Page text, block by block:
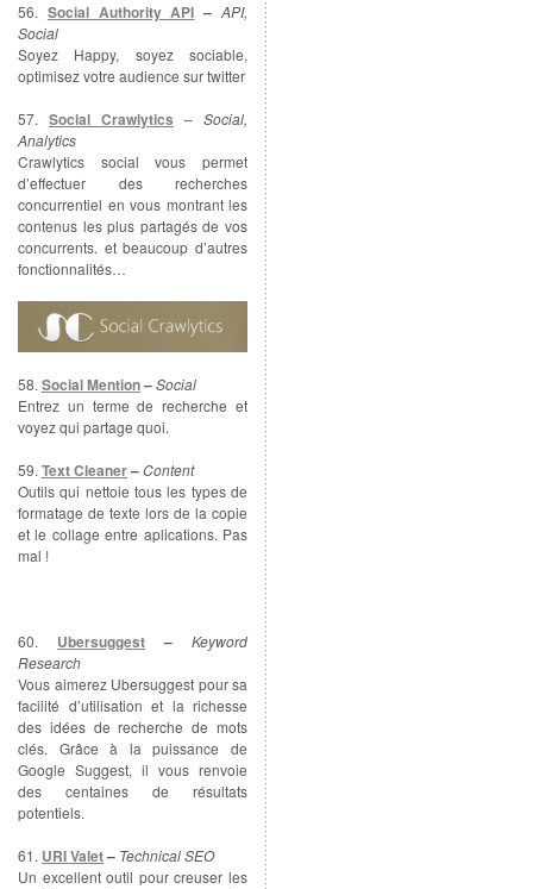
56. Social Authority API –API,
Social
Soyez Happy, soyez sociable,
optimisez votre audience sur twitter
57. Social Crawlytics – Social,
Analytics
Crawlytics social vous permet
d’effectuer des recherches
concurrentiel en vous montrant les
contenus les plus partagés de vos
concurrents. et beaucoup d’autres
fonctionnalités…
58.Social Mention–Social
Entrez un terme de recherche et
voyez qui partage quoi.
59.Text Cleaner–Content
Outils qui nettoie tous les types de
formatage de texte lors de la copie
et le collage entre aplications. Pas
mal !
60. Ubersuggest – Keyword
Research
Vous aimerez Ubersuggest pour sa
facilité d’utilisation et la richesse
des idées de recherche de mots
clés. Grâce à la puissance de
Google Suggest, il vous renvoie
des centaines de résultats
potentiels.
61. URI Valet– Technical SEO
Un excellent outil pour creuser les